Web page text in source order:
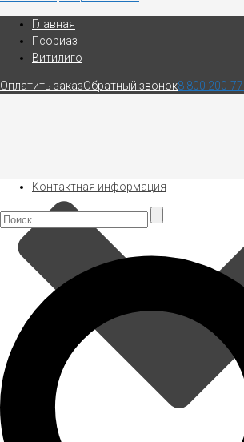
Главная
Псориаз
Витилиго
Оплатить заказОбратный звонок8 800 200-
Контактная информация